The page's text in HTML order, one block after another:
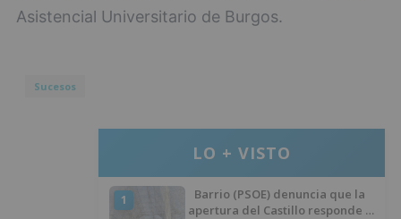
Asistencial Universitario de Burgos.
Sucesos
LO + VISTO
1
Barrio (PSOE) denuncia que la
apertura del Castillo responde a